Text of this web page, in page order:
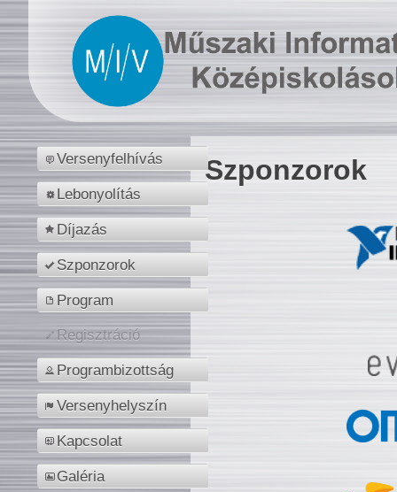
Versenyfelhívás
Lebonyolítás
Díjazás
Szponzorok
Program
Regisztráció
Programbizottság
Versenyhelyszín
Kapcsolat
Galéria
Szponzorok